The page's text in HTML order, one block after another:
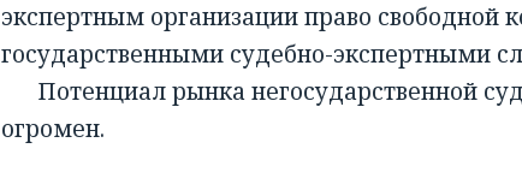
экспертным организации право свободной
государственными судебно-экспертными
Потенциал рынка негосударственной
огромен.